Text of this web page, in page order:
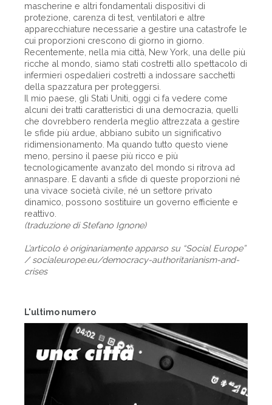
L'ultimo numero
mascherine e altri fondamentali dispositivi di
protezione, carenza di test, ventilatori e altre
apparecchiature necessarie a gestire una catastrofe le
cui proporzioni crescono di giorno in giorno.
Recentemente, nella mia città, New York, una delle più
ricche al mondo, siamo stati costretti allo spettacolo di
infermieri ospedalieri costretti a indossare sacchetti
della spazzatura per proteggersi.
Il mio paese, gli Stati Uniti, oggi ci fa vedere come
alcuni dei tratti caratteristici di una democrazia, quelli
che dovrebbero renderla meglio attrezzata a gestire
le sfide più ardue, abbiano subito un significativo
ridimensionamento. Ma quando tutto questo viene
meno, persino il paese più ricco e più
tecnologicamente avanzato del mondo si ritrova ad
annaspare. E davanti a sfide di queste proporzioni né
una vivace società civile, né un settore privato
dinamico, possono sostituire un governo efficiente e
reattivo.
(traduzione di Stefano Ignone)
L’articolo è originariamente apparso su “Social Europe”
/ socialeurope.eu/democracy-authoritarianism-and-
crises